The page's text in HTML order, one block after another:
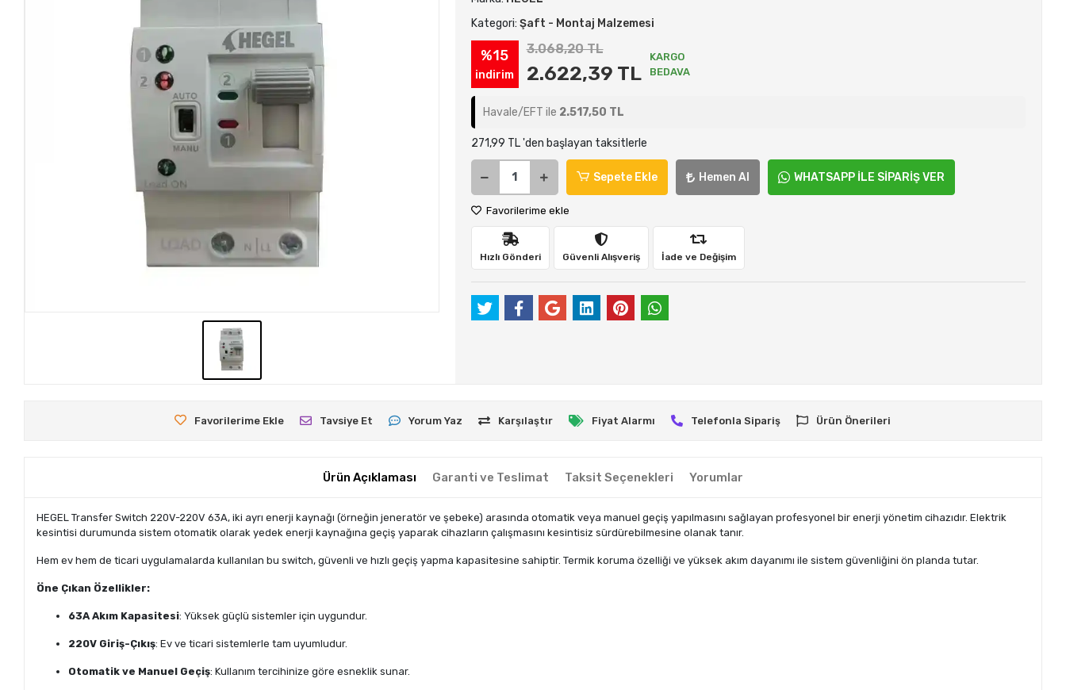
Kategori: Şaft - Montaj Malzemesi
%15
indirim
3.068,20 TL
2.622,39 TL
KARGO
BEDAVA
Havale/EFT ile 2.517,50 TL
271,99 TL 'den başlayan taksitlerle
Sepete Ekle Hemen Al WHATSAPP İLE SİPARİŞ VER
Favorilerime ekle
Hızlı Gönderi Güvenli Alışveriş İade ve Değişim
Favorilerime Ekle Tavsiye Et Yorum Yaz Karşılaştır Fiyat Alarmı Telefonla Sipariş Ürün Önerileri
Ürün Açıklaması Garanti ve Teslimat Taksit Seçenekleri Yorumlar
HEGEL Transfer Switch 220V-220V 63A, iki ayrı enerji kaynağı (örneğin jeneratör ve şebeke) arasında otomatik veya manuel geçiş yapılmasını sağlayan profesyonel bir enerji yönetim cihazıdır. Elektrik
kesintisi durumunda sistem otomatik olarak yedek enerji kaynağına geçiş yaparak cihazların çalışmasını kesintisiz sürdürebilmesine olanak tanır.
Hem ev hem de ticari uygulamalarda kullanılan bu switch, güvenli ve hızlı geçiş yapma kapasitesine sahiptir. Termik koruma özelliği ve yüksek akım dayanımı ile sistem güvenliğini ön planda tutar.
Öne Çıkan Özellikler:
63A Akım Kapasitesi: Yüksek güçlü sistemler için uygundur.
220V Giriş-Çıkış: Ev ve ticari sistemlerle tam uyumludur.
Otomatik ve Manuel Geçiş: Kullanım tercihinize göre esneklik sunar.